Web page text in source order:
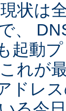
状は
、
起動
れが
ドレ